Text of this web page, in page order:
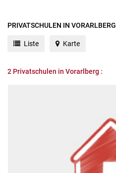
PRIVATSCHULEN IN VORARLBERG
Liste Karte
2 Privatschulen in Vorarlberg :